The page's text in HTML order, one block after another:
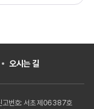
오시는 길
고번호: 서초 제06387호